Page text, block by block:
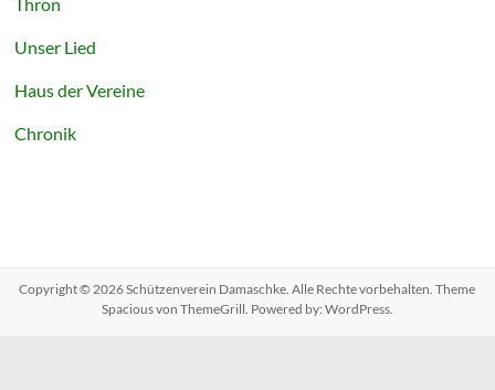
Unser Lied
Haus der Vereine
Chronik
Copyright © 2026Schützenverein Damaschke. Alle Rechte vorbehalten. Theme
Spaciousvon ThemeGrill. Powered by: WordPress.